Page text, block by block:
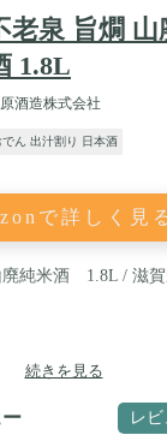
老泉 旨燗 山
1.8L
酒造株式会社
でん 出汁割り 日本酒
で詳しく見
純米酒 1.8L / 滋
続きを見る
レビ